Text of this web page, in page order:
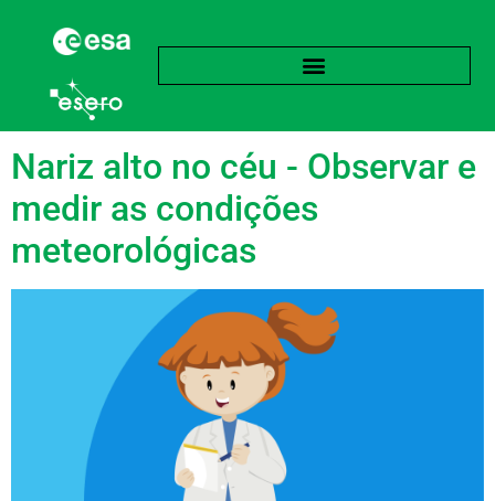
Etiqueta:Chuva
Nariz alto no céu - Observar e
medir as condições
meteorológicas